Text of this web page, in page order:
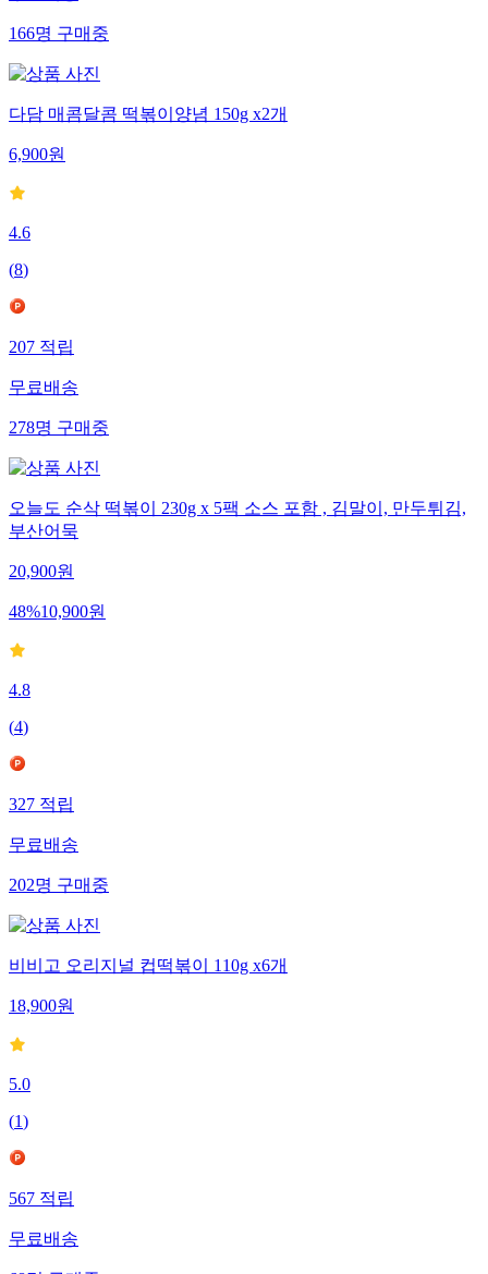
166명구매중
다담 매콤달콤 떡볶이양념 150g x2개
6,900원
4.6
(8)
207적립
무료배송
278명구매중
오늘도 순삭 떡볶이 230g x 5팩 소스 포함 , 김말이, 만두튀김,
부산어묵
20,900원
48%10,900원
4.8
(4)
327적립
무료배송
202명구매중
비비고 오리지널 컵떡볶이 110g x6개
18,900원
5.0
(1)
567적립
무료배송